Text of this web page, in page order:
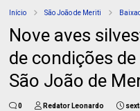
Início São João de Meriti
Nove aves
de condições
São João de
0 Redator Leonardo